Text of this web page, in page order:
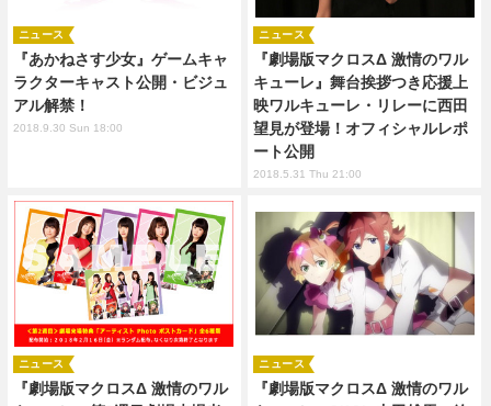
『あかねさす少女』ゲームキャ
ラクターキャスト公開・ビジュ
アル解禁！
ニュース
2018.9.30 Sun 18:00
『劇場版マクロスΔ 激情のワル
キューレ』舞台挨拶つき応援上
映ワルキューレ・リレーに西田
望見が登場！オフィシャルレポ
ート公開
ニュース
2018.5.31 Thu 21:00
『劇場版マクロスΔ 激情のワル
ニュース
『劇場版マクロスΔ 激情のワル
ニュース